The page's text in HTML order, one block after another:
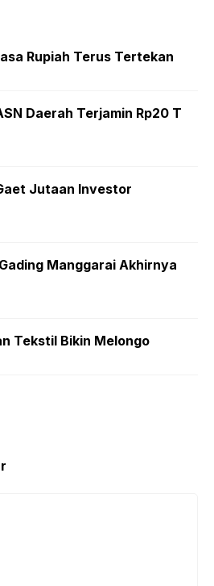
Rupiah Terus Tertekan
Daerah Terjamin Rp20 T
Jutaan Investor
Manggarai Akhirnya
Tekstil Bikin Melongo